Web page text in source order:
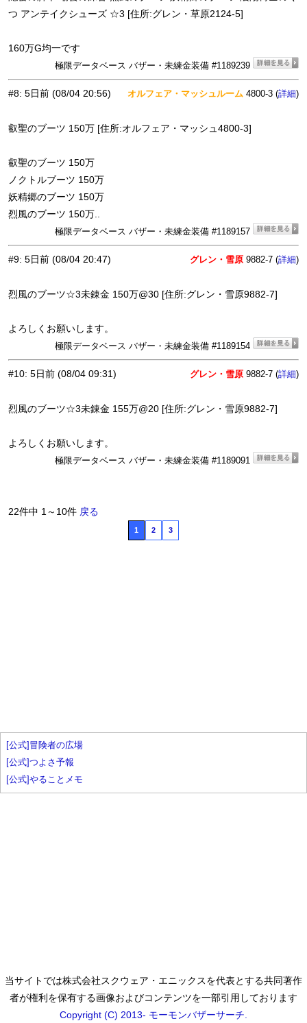
つ アンテイクシューズ ☆3 [住所:グレン・草原2124-5]
160万G均一です
極限データベース バザー・未練金装備 #1189239
#8: 5日前 (08/04 20:56) オルフェア・マッシュルーム 4800-3 (詳細)
叡聖のブーツ 150万 [住所:オルフェア・マッシュ4800-3]
叡聖のブーツ 150万
ノクトルブーツ 150万
妖精郷のブーツ 150万
烈風のブーツ 150万..
極限データベース バザー・未練金装備 #1189157
#9: 5日前 (08/04 20:47) グレン・雪原 9882-7 (詳細)
烈風のブーツ☆3未錬金 150万@30 [住所:グレン・雪原9882-7]
よろしくお願いします。
極限データベース バザー・未練金装備 #1189154
#10: 5日前 (08/04 09:31) グレン・雪原 9882-7 (詳細)
烈風のブーツ☆3未錬金 155万@20 [住所:グレン・雪原9882-7]
よろしくお願いします。
極限データベース バザー・未練金装備 #1189091
22件中 1～10件 戻る
1 2 3
[公式]冒険者の広場
[公式]つよさ予報
[公式]やることメモ
当サイトでは株式会社スクウェア・エニックスを代表とする共同著作
者が権利を保有する画像およびコンテンツを一部引用しております
Copyright (C) 2013- モーモンバザーサーチ.